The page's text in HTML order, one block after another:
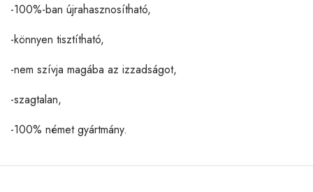
-100%-ban újrahasznosítható,
-könnyen tisztítható,
-nem szívja magába az izzadságot,
-szagtalan,
-100% német gyártmány.